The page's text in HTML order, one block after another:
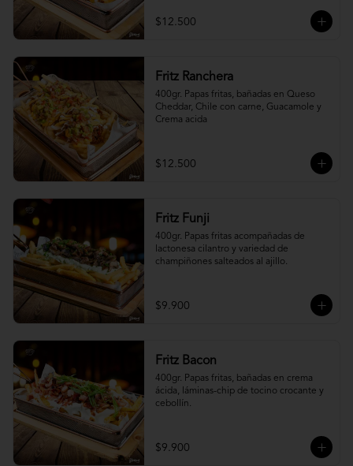
$12.500
Fritz Ranchera
400gr. Papas fritas, bañadas en Queso
Cheddar, Chile con carne, Guacamole y
Crema acida
$12.500
Fritz Funji
400gr. Papas fritas acompañadas de
lactonesa cilantro y variedad de
champiñones salteados al ajillo.
$9.900
Fritz Bacon
400gr. Papas fritas, bañadas en crema
ácida, láminas-chip de tocino crocante y
cebollín.
$9.900